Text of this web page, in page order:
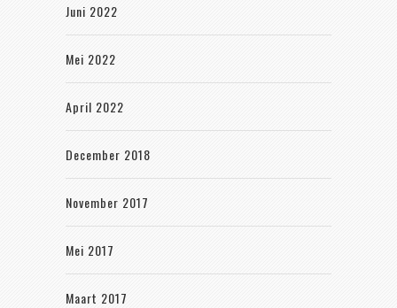
Juni 2022
Mei 2022
April 2022
December 2018
November 2017
Mei 2017
Maart 2017